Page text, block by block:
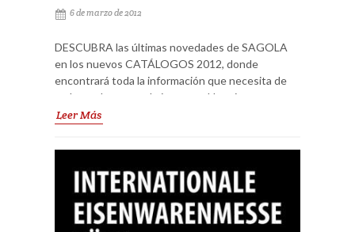
6 de marzo de 2012
DESCUBRA las últimas novedades de SAGOLA
en los nuevos CATÁLOGOS 2012, donde
encontrará toda la información que necesita de
cada producto que le interese. Un primer
catálogo dedicado al sector de la carrocería y un
referente al Suministro y ferretería industrial, la
aplicaciones y datos técnicos. Además, desde
SAGOLA les informamos que su distribuidores ya
disponen de Tarifas 2012 donde se podrá
Leer Más